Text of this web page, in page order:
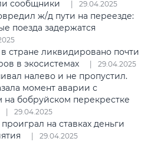
сообщники
29.04.2025
ж/д пути на переезде:
поезда задержатся
в стране ликвидировано почти
в экосистемах
29.04.2025
налево и не пропустил.
момент аварии с
бобруйском перекрестке
29.04.2025
на ставках деньги
29.04.2025